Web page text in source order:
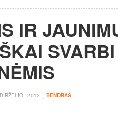
IR
2012 į BENDRAS